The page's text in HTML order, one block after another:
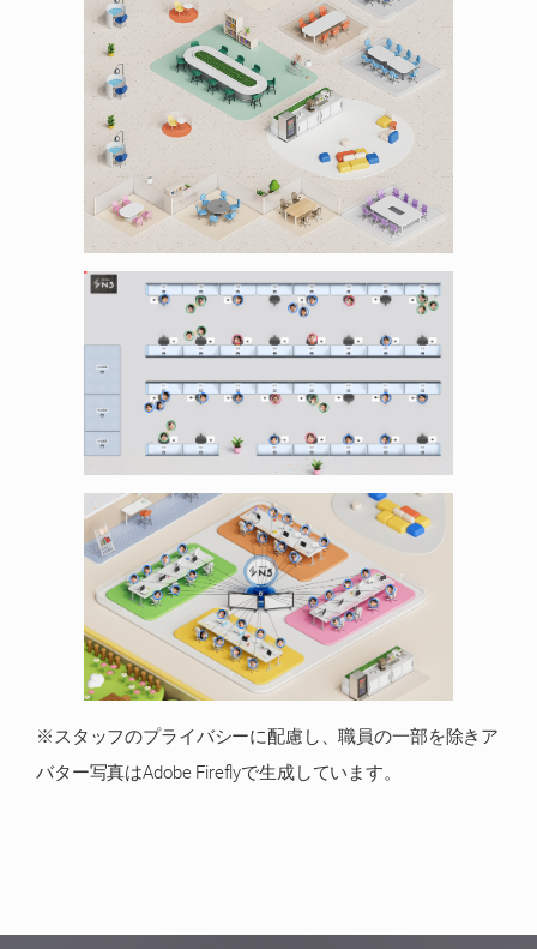
※スタッフのプライバシーに配慮し、職員の一部を除きア
バター写真はAdobe Fireflyで生成しています。